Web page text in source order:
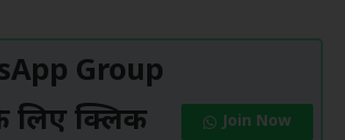
Group
लिए क्लिक
Join Now